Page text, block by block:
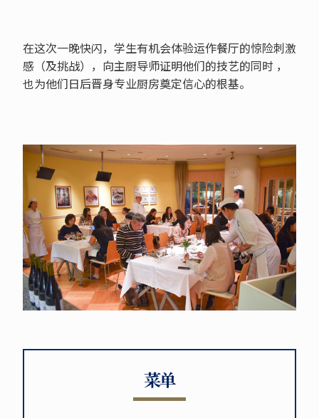
在这次一晚快闪，学生有机会体验运作餐厅的惊险刺激
感（及挑战），向主厨导师证明他们的技艺的同时 ，
也为他们日后晋身专业厨房奠定信心的根基。
菜单